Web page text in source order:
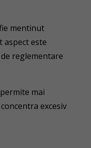
mentinut
aspect este
reglementare
mai
excesiv